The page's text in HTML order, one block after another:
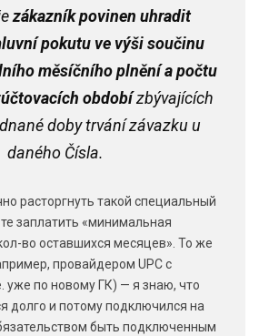
zákazník povinen uhradit
pokutu ve výši součinu
měsíčního plnění a počtu
obdobízbývajících
doby trvání závazku u
daného Čísla.
расторгнуть такой специальный
заплатить «минимальная
во оставшихся месяцев». То же
провайдером UPC с
уже по новому ГК) — я знаю, что
долго и потому подключился на
быть подключенным